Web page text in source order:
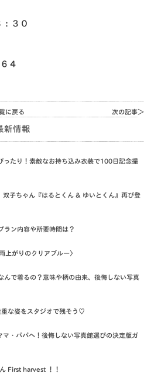
３０
４
次の記事＞
に戻る
新情報
ったり！素敵なお持ち込み衣装で100日記念撮
子ちゃん『はるとくん & ゆいとくん』再び登
ラン内容や所要時間は？
上がりのクリアブルー〉
んで着るの？意味や柄の由来、後悔しない写真
な姿をスタジオで残そう♡
・パパへ！後悔しない写真館選びの決定版ガ
First harvest ！！